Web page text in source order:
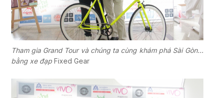
Tham gia Grand Tour và chúng ta cùng khám phá Sài Gòn…
bằng xe đạp Fixed Gear